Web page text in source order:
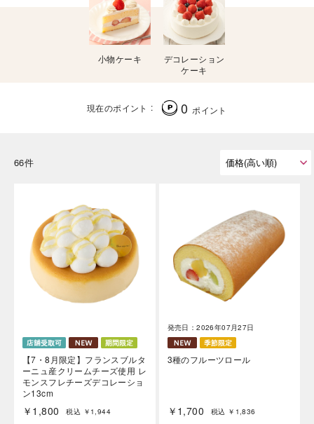
小物ケーキ
デコレーション
ケーキ
現在のポイント 0 ポイント
66件
【7・8月限定】フランスブルタ
ーニュ産クリームチーズ使用 レ
モンスフレチーズデコレーショ
ン13cm
￥1,800 税込 ￥1,944
発売日：2026年07月27日
3種のフルーツロール
￥1,700 税込 ￥1,836